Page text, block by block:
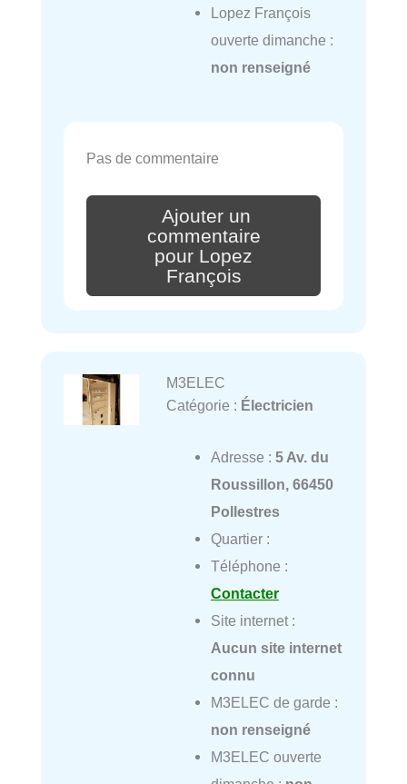
Lopez François
ouverte dimanche :
non renseigné
Pas de commentaire
Ajouter un
commentaire
pour Lopez
François
M3ELEC
Catégorie : Électricien
Adresse : 5 Av. du
Roussillon, 66450
Pollestres
Quartier :
Téléphone :
Contacter
Site internet :
Aucun site internet
connu
M3ELEC de garde :
non renseigné
M3ELEC ouverte